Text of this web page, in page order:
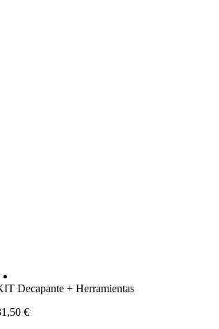
Decapante + Herramientas
€